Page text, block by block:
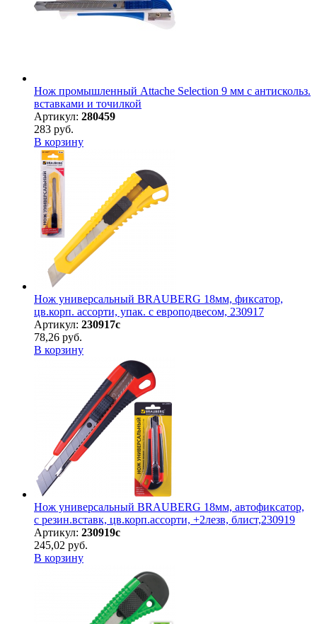
Нож промышленный Attache Selection 9 мм с антискольз.
вставками и точилкой
Артикул: 280459
283 руб.
В корзину
Нож универсальный BRAUBERG 18мм, фиксатор,
цв.корп. ассорти, упак. с европодвесом, 230917
Артикул: 230917с
78,26 руб.
В корзину
Нож универсальный BRAUBERG 18мм, автофиксатор,
с резин.вставк, цв.корп.ассорти, +2лезв, блист,230919
Артикул: 230919с
245,02 руб.
В корзину